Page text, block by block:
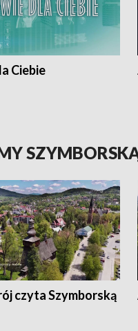
Ciebie
czyta Szymborską